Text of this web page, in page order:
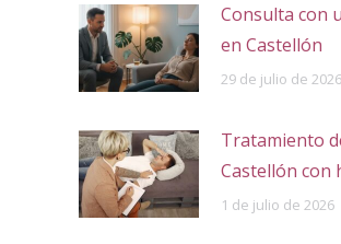
Consulta con
en Castellón
29 de julio de 2026
Tratamiento
Castellón con
1 de julio de 2026